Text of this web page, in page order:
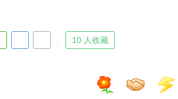
10 人收藏